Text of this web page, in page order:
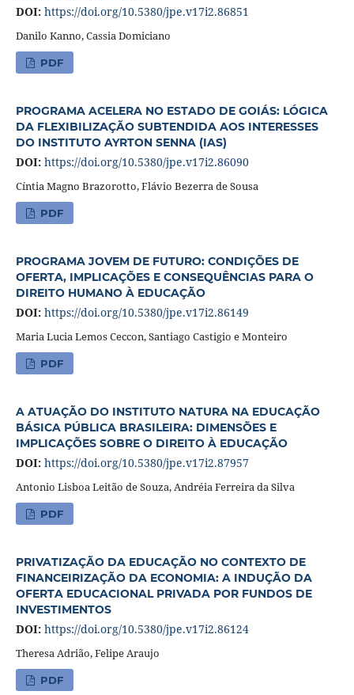
DOI: https://doi.org/10.5380/jpe.v17i2.86851
Danilo Kanno, Cassia Domiciano
PDF
PROGRAMA ACELERA NO ESTADO DE GOIÁS: LÓGICA
DA FLEXIBILIZAÇÃO SUBTENDIDA AOS INTERESSES
DO INSTITUTO AYRTON SENNA (IAS)
DOI: https://doi.org/10.5380/jpe.v17i2.86090
Cíntia Magno Brazorotto, Flávio Bezerra de Sousa
PDF
PROGRAMA JOVEM DE FUTURO: CONDIÇÕES DE
OFERTA, IMPLICAÇÕES E CONSEQUÊNCIAS PARA O
DIREITO HUMANO À EDUCAÇÃO
DOI: https://doi.org/10.5380/jpe.v17i2.86149
Maria Lucia Lemos Ceccon, Santiago Castigio e Monteiro
PDF
A ATUAÇÃO DO INSTITUTO NATURA NA EDUCAÇÃO
BÁSICA PÚBLICA BRASILEIRA: DIMENSÕES E
IMPLICAÇÕES SOBRE O DIREITO À EDUCAÇÃO
DOI: https://doi.org/10.5380/jpe.v17i2.87957
Antonio Lisboa Leitão de Souza, Andréia Ferreira da Silva
PDF
PRIVATIZAÇÃO DA EDUCAÇÃO NO CONTEXTO DE
FINANCEIRIZAÇÃO DA ECONOMIA: A INDUÇÃO DA
OFERTA EDUCACIONAL PRIVADA POR FUNDOS DE
INVESTIMENTOS
DOI: https://doi.org/10.5380/jpe.v17i2.86124
Theresa Adrião, Felipe Araujo
PDF